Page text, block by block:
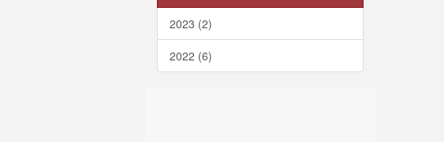
2023 (2)
2022 (6)